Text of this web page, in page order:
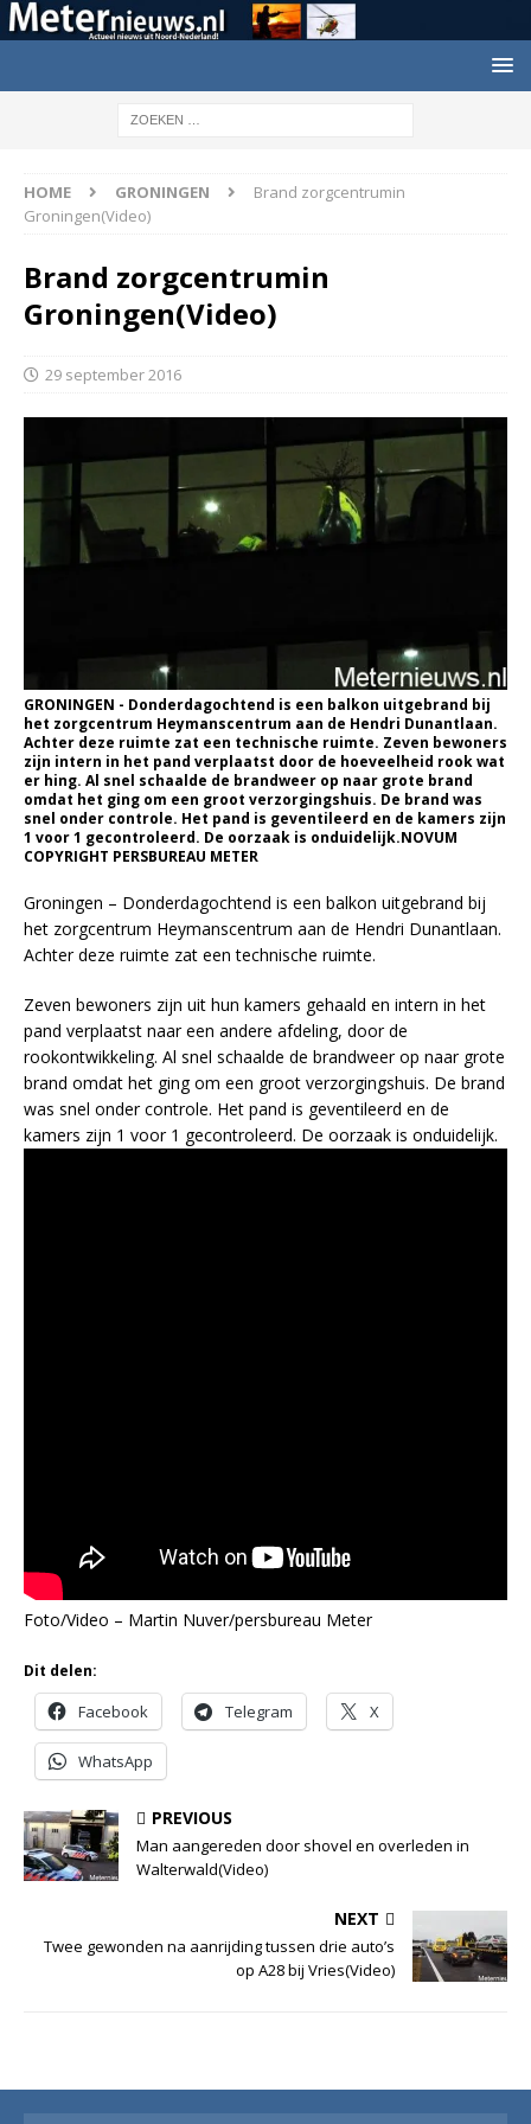
HOME GRONINGEN
Brand zorgcentrumin
Groningen(Video)
Brand zorgcentrumin
Groningen(Video)
29 september 2016
GRONINGEN - Donderdagochtend is een balkon uitgebrand bij
het zorgcentrum Heymanscentrum aan de Hendri Dunantlaan.
Achter deze ruimte zat een technische ruimte. Zeven bewoners
zijn intern in het pand verplaatst door de hoeveelheid rook wat
er hing. Al snel schaalde de brandweer op naar grote brand
omdat het ging om een groot verzorgingshuis. De brand was
snel onder controle. Het pand is geventileerd en de kamers zijn
1 voor 1 gecontroleerd. De oorzaak is onduidelijk.NOVUM
COPYRIGHT PERSBUREAU METER
Groningen – Donderdagochtend is een balkon uitgebrand bij
het zorgcentrum Heymanscentrum aan de Hendri Dunantlaan.
Achter deze ruimte zat een technische ruimte.
Zeven bewoners zijn uit hun kamers gehaald en intern in het
pand verplaatst naar een andere afdeling, door de
rookontwikkeling. Al snel schaalde de brandweer op naar grote
brand omdat het ging om een groot verzorgingshuis. De brand
was snel onder controle. Het pand is geventileerd en de
kamers zijn 1 voor 1 gecontroleerd. De oorzaak is onduidelijk.
Foto/Video – Martin Nuver/persbureau Meter
Dit delen:
Facebook Telegram X
WhatsApp
PREVIOUS
Man aangereden door shovel en overleden in
Walterwald(Video)
NEXT
Twee gewonden na aanrijding tussen drie auto’s
op A28 bij Vries(Video)